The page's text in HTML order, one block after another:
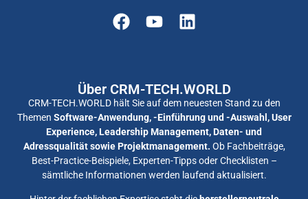
Über CRM-TECH.WORLD
CRM-TECH.WORLD hält Sie auf dem neuesten Stand zu den
Themen Software-Anwendung, -Einführung und -Auswahl, User
Experience, Leadership Management, Daten- und
Adressqualität sowie Projektmanagement. Ob Fachbeiträge,
Best-Practice-Beispiele, Experten-Tipps oder Checklisten –
sämtliche Informationen werden laufend aktualisiert.